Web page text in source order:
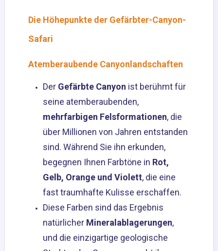
Die Höhepunkte der Gefärbter-Canyon-
Safari
Atemberaubende Canyonlandschaften
Der Gefärbte Canyon ist berühmt für
seine atemberaubenden,
mehrfarbigen Felsformationen, die
über Millionen von Jahren entstanden
sind. Während Sie ihn erkunden,
begegnen Ihnen Farbtöne in Rot,
Gelb, Orange und Violett, die eine
fast traumhafte Kulisse erschaffen.
Diese Farben sind das Ergebnis
natürlicher Mineralablagerungen,
und die einzigartige geologische